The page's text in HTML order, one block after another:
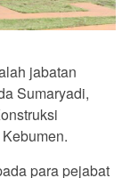
jabatan
Sumaryadi,
para pejabat